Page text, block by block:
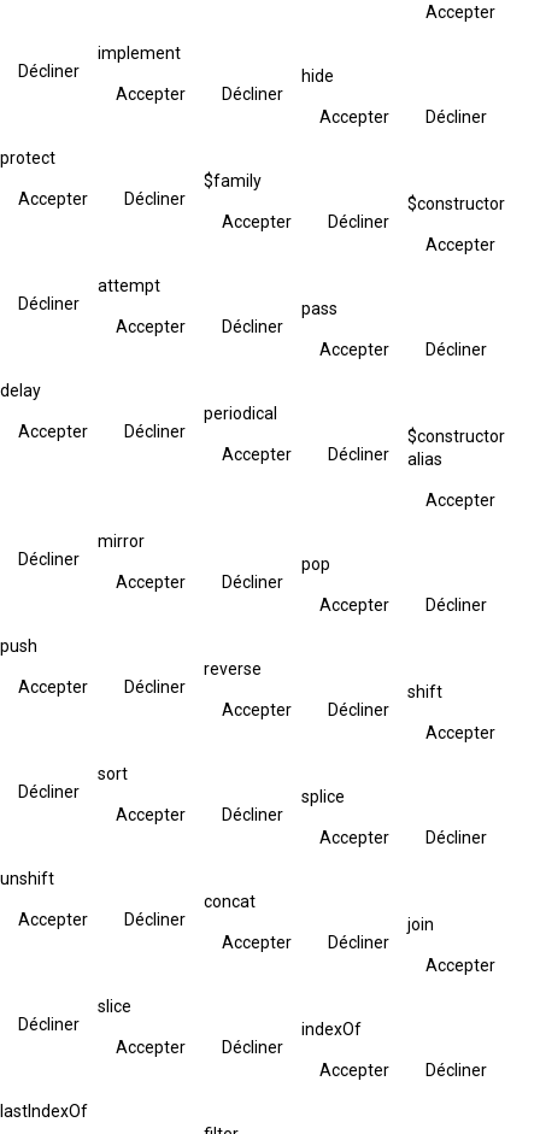
Accepter
Décliner
implement
Accepter Décliner
hide
Accepter Décliner
protect
Accepter Décliner
$family
Accepter Décliner
$constructor
Accepter
Décliner
attempt
Accepter Décliner
pass
Accepter Décliner
delay
Accepter Décliner
periodical
Accepter Décliner
$constructor
alias
Accepter
Décliner
mirror
Accepter Décliner
pop
Accepter Décliner
push
Accepter Décliner
reverse
Accepter Décliner
shift
Accepter
Décliner
sort
Accepter Décliner
splice
Accepter Décliner
unshift
Accepter Décliner
concat
Accepter Décliner
join
Accepter
Décliner
slice
Accepter Décliner
indexOf
Accepter Décliner
lastIndexOf